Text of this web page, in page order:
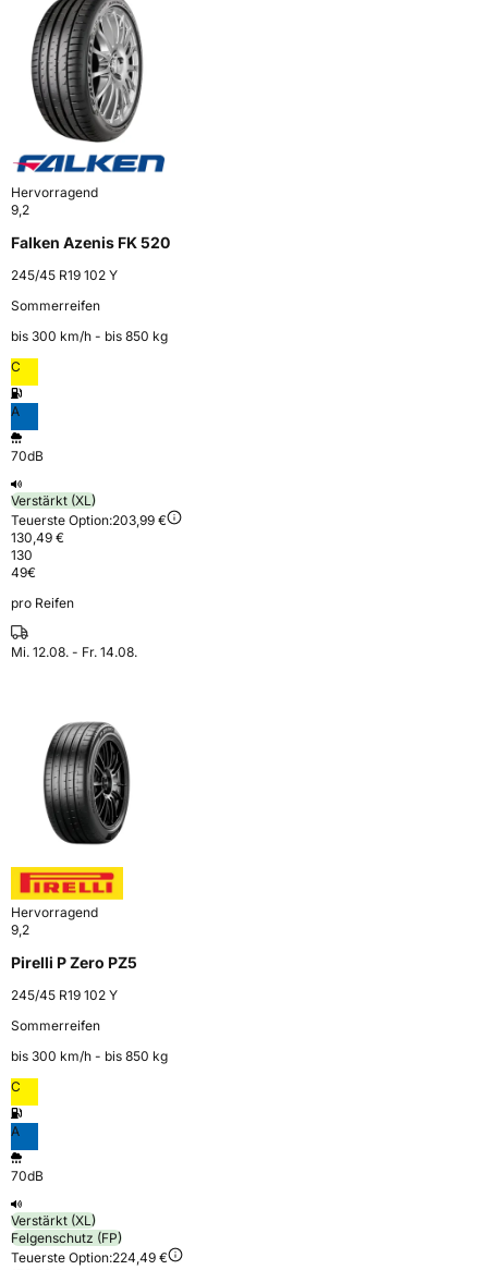
Hervorragend
9,2
Falken Azenis FK 520
245/45 R19 102 Y
Sommerreifen
bis 300 km⁠/⁠h - bis 850 kg
C
A
70dB
Verstärkt (XL)
Teuerste Option:203,99 €
130,49 €
130
49€
pro Reifen
Mi. 12.08. - Fr. 14.08.
Hervorragend
9,2
Pirelli P Zero PZ5
245/45 R19 102 Y
Sommerreifen
bis 300 km⁠/⁠h - bis 850 kg
C
A
70dB
Verstärkt (XL)
Felgenschutz (FP)
Teuerste Option:224,49 €